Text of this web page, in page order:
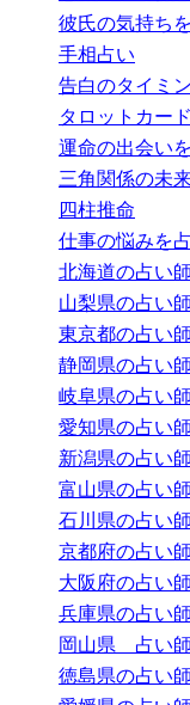
彼氏の気持ち
手相占い
告白のタイミ
タロットカード
運命の出会い
三角関係の未
四柱推命
仕事の悩みを
北海道の占い師
山梨県の占い師
東京都の占い師
静岡県の占い師
岐阜県の占い師
愛知県の占い師
新潟県の占い師
富山県の占い師
石川県の占い師
京都府の占い師
大阪府の占い師
兵庫県の占い師
岡山県 占い師
徳島県の占い師